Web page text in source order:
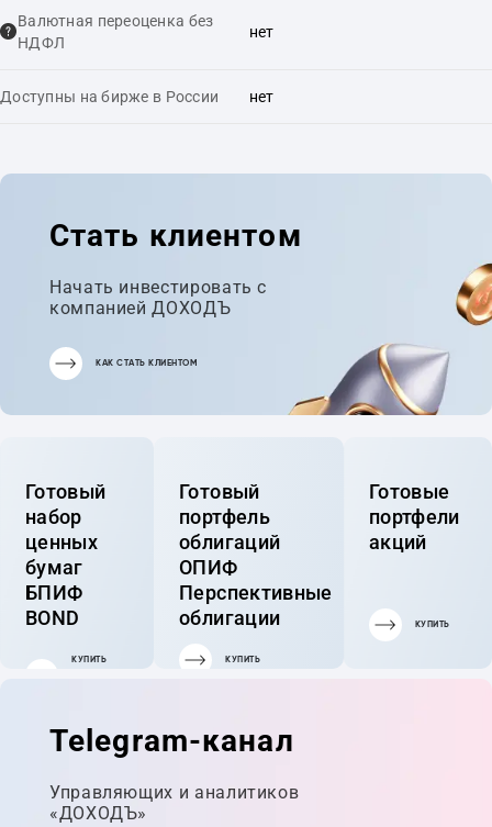
Валютная переоценка без
НДФЛ
нет
Доступны на бирже в России нет
Стать клиентом
Начать инвестировать с
компанией ДОХОДЪ
КАК СТАТЬ КЛИЕНТОМ
Готовый
набор
ценных
бумаг
БПИФ
BOND
КУПИТЬ
Готовый
портфель
облигаций
ОПИФ
Перспективные
облигации
КУПИТЬ
Готовые
портфели
акций
КУПИТЬ
Telegram-канал
Управляющих и аналитиков
«ДОХОДЪ»